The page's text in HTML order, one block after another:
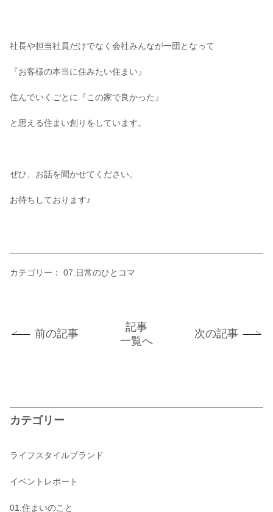
社長や担当社員だけでなく会社みんなが一団となって
『お客様の本当に住みたい住まい』
住んでいくごとに『この家で良かった』
と思える住まい創りをしています。
ぜひ、お話を聞かせてください。
お待ちしております♪
カテゴリー： 07.日常のひとコマ
前の記事
記事
一覧へ
次の記事
カテゴリー
ライフスタイルブランド
イベントレポート
01.住まいのこと